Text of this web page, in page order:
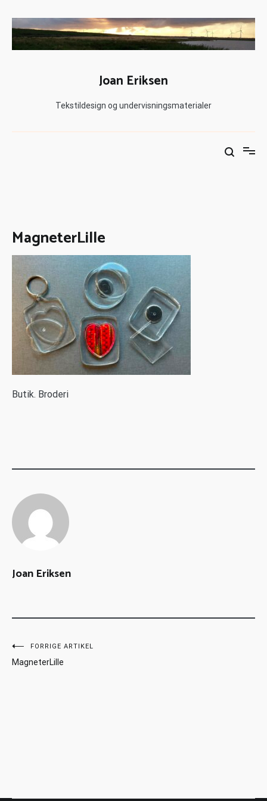
Joan Eriksen
Tekstildesign og undervisningsmaterialer
MagneterLille
Butik. Broderi
Joan Eriksen
FORRIGE ARTIKEL
MagneterLille